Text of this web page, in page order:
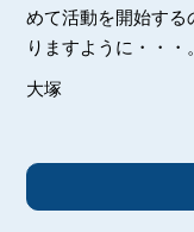
めて活動を開始する
りますように・・・。
大塚